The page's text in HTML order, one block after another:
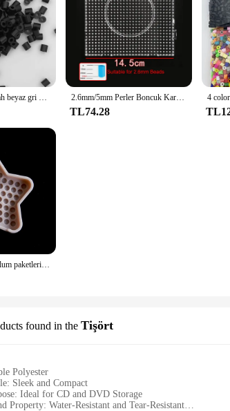
5mm 1000 adet siyah beyaz gri mavi yeşil mor Hama boncuk çocuklar için demir sigorta boncuk bulmaca piksel sanat hediye çocuk oyuncağı 2.6mm/5mm Perler Boncuk Kare Pegboard 3D Bulmaca Juguetes Hama Boncuk Eğitici Oyuncaklar Çocuklar için yap-boz Brinquedos
TL74.28
300 adet boncuk dolum paketleri Hama boncuk oyuncaklar yap-boz sihirli su yapışkan Beadbond sigorta boncuk boncuk seti el yapımı bulmaca
found in the Tişört
Polyester
Sleek and Compact
Ideal for CD and DVD Storage
Property: Water-Resistant and Tear-Resistant